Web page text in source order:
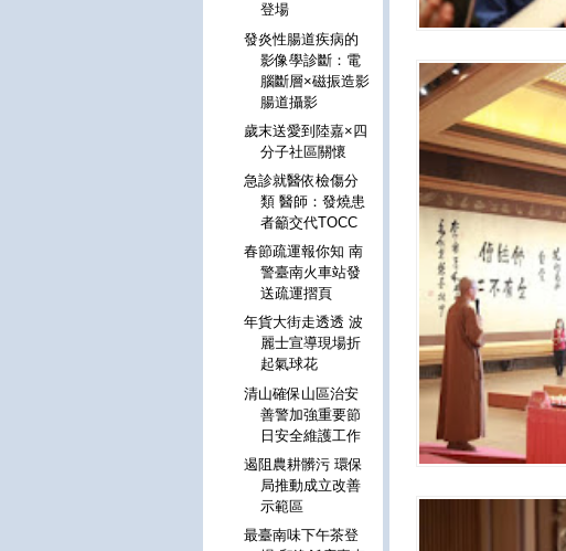
登場
發炎性腸道疾病的
影像學診斷：電
腦斷層×磁振造影
腸道攝影
歲末送愛到陸嘉×四
分子社區關懷
急診就醫依檢傷分
類 醫師：發燒患
者籲交代TOCC
春節疏運報你知 南
警臺南火車站發
送疏運摺頁
年貨大街走透透 波
麗士宣導現場折
起氣球花
清山確保山區治安
善警加強重要節
日安全維護工作
遏阻農耕髒污 環保
局推動成立改善
示範區
最臺南味下午茶登